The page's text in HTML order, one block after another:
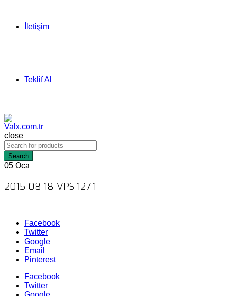
İletişim
Teklif Al
close
Search
05 Oca
2015-08-18-VPS-127-1
Facebook
Twitter
Google
Email
Pinterest
Facebook
Twitter